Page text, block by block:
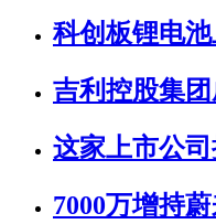
科创板锂电
吉利控股集
这家上市公
7000万增持